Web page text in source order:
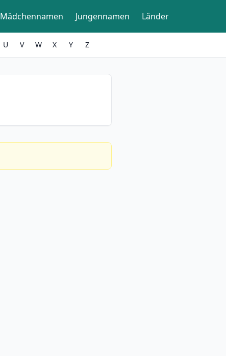
Mädchennamen Jungennamen Länder
U V W X Y Z